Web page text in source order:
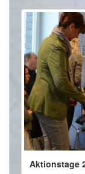
Aktionstage